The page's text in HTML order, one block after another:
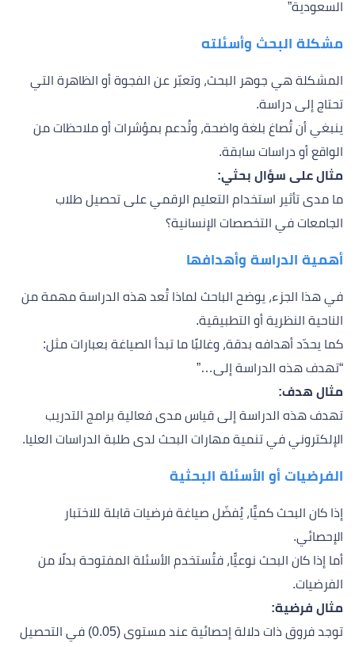
السعودية”
مشكلة البحث وأسئلته
المشكلة هي جوهر البحث، وتعبّر عن الفجوة أو الظاهرة التي
تحتاج إلى دراسة.
ينبغي أن تُصاغ بلغة واضحة، وتُدعم بمؤشرات أو ملاحظات من
الواقع أو دراسات سابقة.
مثال على سؤال بحثي:
ما مدى تأثير استخدام التعليم الرقمي على تحصيل طلاب
الجامعات في التخصصات الإنسانية؟
أهمية الدراسة وأهدافها
في هذا الجزء، يوضح الباحث لماذا تُعد هذه الدراسة مهمة من
الناحية النظرية أو التطبيقية.
كما يحدّد أهدافه بدقة، وغالبًا ما تبدأ الصياغة بعبارات مثل:
“تهدف هذه الدراسة إلى…”
مثال هدف:
تهدف هذه الدراسة إلى قياس مدى فعالية برامج التدريب
الإلكتروني في تنمية مهارات البحث لدى طلبة الدراسات العليا.
الفرضيات أو الأسئلة البحثية
إذا كان البحث كميًّا، يُفضّل صياغة فرضيات قابلة للاختبار
الإحصائي.
أما إذا كان البحث نوعيًّا، فتُستخدم الأسئلة المفتوحة بدلًا من
الفرضيات.
مثال فرضية:
توجد فروق ذات دلالة إحصائية عند مستوى (0.05) في التحصيل